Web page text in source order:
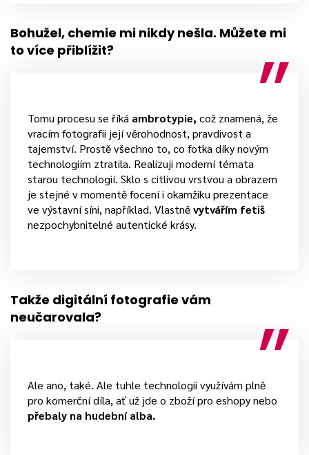
Bohužel, chemie mi nikdy nešla. Můžete mi
to více přiblížit?
Tomu procesu se říká ambrotypie, což znamená, že
vracím fotografii její věrohodnost, pravdivost a
tajemství. Prostě všechno to, co fotka díky novým
technologiím ztratila. Realizuji moderní témata
starou technologií. Sklo s citlivou vrstvou a obrazem
je stejné v momentě focení i okamžiku prezentace
ve výstavní síni, například. Vlastněvytvářím fetiš
nezpochybnitelné autentické krásy.
Takže digitální fotografie vám
neučarovala?
Ale ano, také. Ale tuhle technologii využívám plně
pro komerční díla, ať už jde o zboží pro eshopy nebo
přebaly na hudební alba.